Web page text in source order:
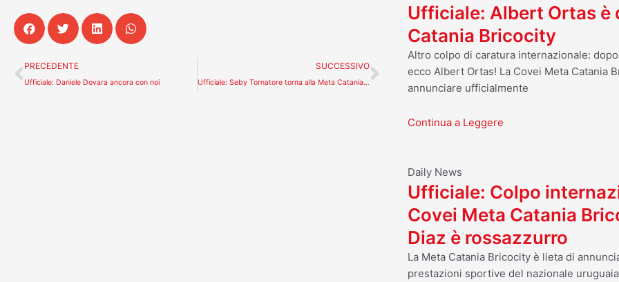
Precedente
PRECEDENTE
Ufficiale: Daniele Dovara ancora con noi
SUCCESSIVO
Ufficiale: Seby Tornatore torna alla Meta Catania Bricocity
Successivo
Ufficiale: Albert Ortas è
Catania Bricocity
Altro colpo di caratura internazionale:
ecco Albert Ortas! La Covei Meta Catania
annunciare ufficialmente
Continua a Leggere
Daily News
Ufficiale: Colpo
Covei Meta Catania
Diaz è rossazzurro
La Meta Catania Bricocity è lieta di
prestazioni sportive del nazionale